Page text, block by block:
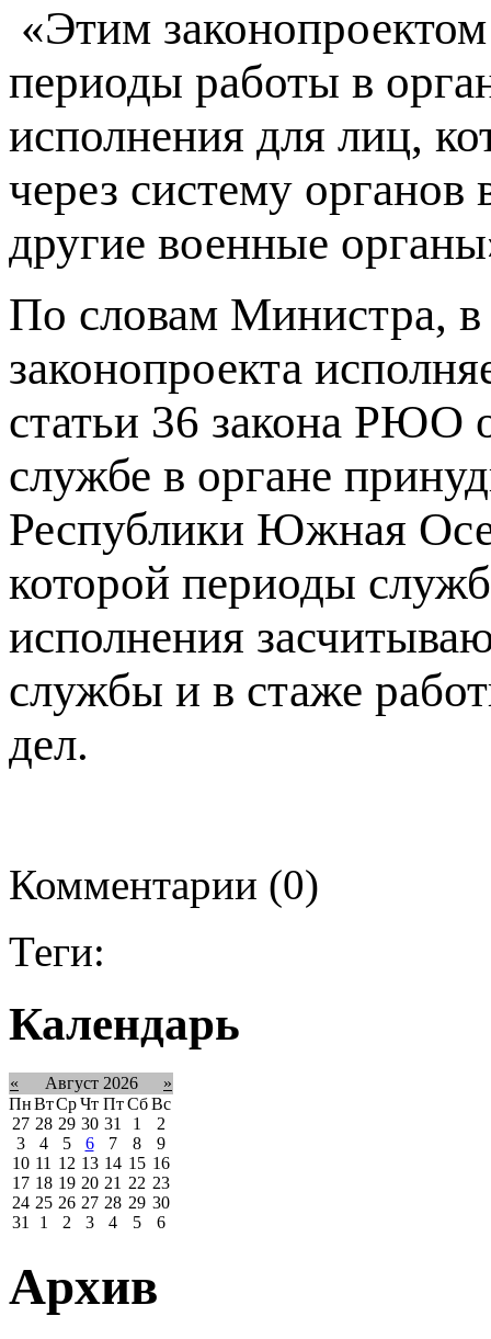
«Этим
периоды работы в
исполнения для лиц,
через систему органов
другие военные
По словам Министра, в
законопроекта
статьи 36 закона РЮО
службе в органе
Республики Южная
которой периоды
исполнения
службы и в стаже
дел.
Комментарии (0)
Теги:
Календарь
« Август 2026
»
ПнВтСрЧт Пт Сб Вс
27 28 29 30 31 1
2
3
4 5 6 7 8
9
10 11 12 13 14 15 16
17 18 19 20 21 22 23
24 25 26 27 28 29 30
31
1 2 3 4 5 6
Архив